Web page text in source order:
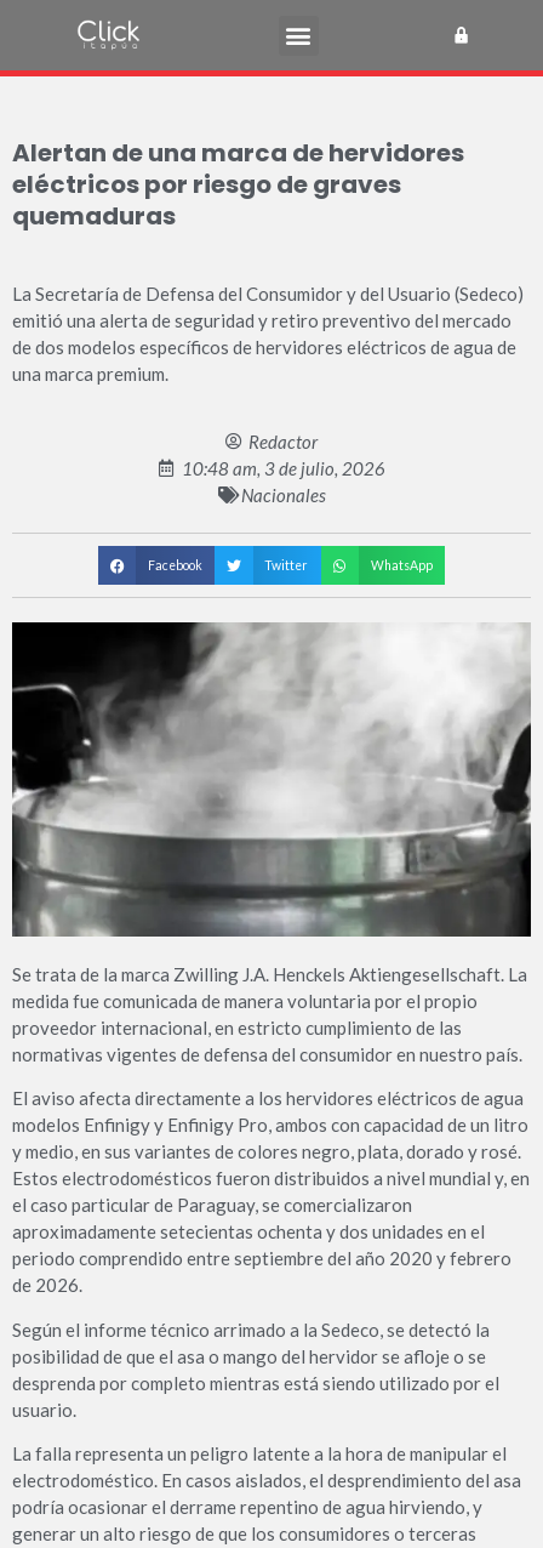
Alertan de una marca de hervidores
eléctricos por riesgo de graves
quemaduras
La Secretaría de Defensa del Consumidor y del Usuario (Sedeco)
emitió una alerta de seguridad y retiro preventivo del mercado
de dos modelos específicos de hervidores eléctricos de agua de
una marca premium.
Redactor
10:48 am, 3 de julio, 2026
Nacionales
Facebook Twitter WhatsApp
Se trata de la marca Zwilling J.A. Henckels Aktiengesellschaft. La
medida fue comunicada de manera voluntaria por el propio
proveedor internacional, en estricto cumplimiento de las
normativas vigentes de defensa del consumidor en nuestro país.
El aviso afecta directamente a los hervidores eléctricos de agua
modelos Enfinigy y Enfinigy Pro, ambos con capacidad de un litro
y medio, en sus variantes de colores negro, plata, dorado y rosé.
Estos electrodomésticos fueron distribuidos a nivel mundial y, en
el caso particular de Paraguay, se comercializaron
aproximadamente setecientas ochenta y dos unidades en el
periodo comprendido entre septiembre del año 2020 y febrero
de 2026.
Según el informe técnico arrimado a la Sedeco, se detectó la
posibilidad de que el asa o mango del hervidor se afloje o se
desprenda por completo mientras está siendo utilizado por el
usuario.
La falla representa un peligro latente a la hora de manipular el
electrodoméstico. En casos aislados, el desprendimiento del asa
podría ocasionar el derrame repentino de agua hirviendo, y
generar un alto riesgo de que los consumidores o terceras